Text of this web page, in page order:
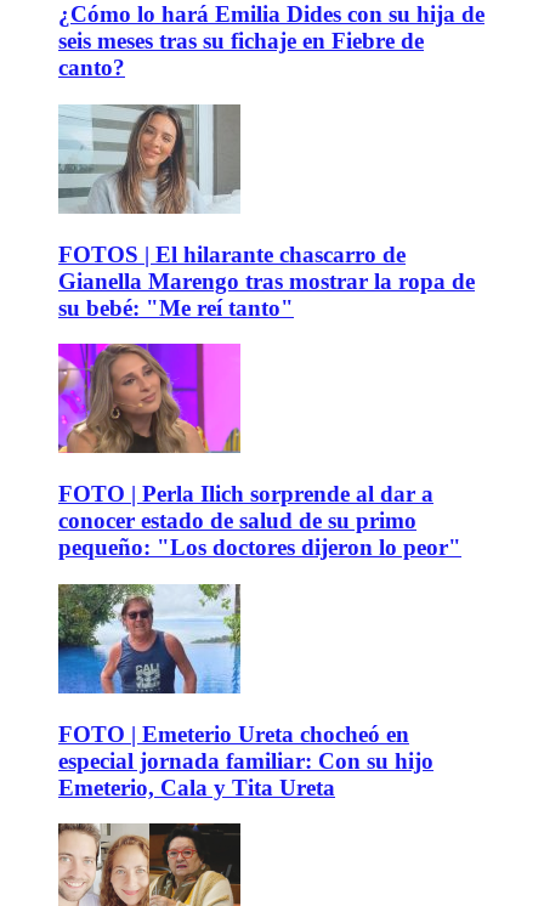
¿Cómo lo hará Emilia Dides con su hija de
seis meses tras su fichaje en Fiebre de
canto?
FOTOS | El hilarante chascarro de
Gianella Marengo tras mostrar la ropa de
su bebé: "Me reí tanto"
FOTO | Perla Ilich sorprende al dar a
conocer estado de salud de su primo
pequeño: "Los doctores dijeron lo peor"
FOTO | Emeterio Ureta chocheó en
especial jornada familiar: Con su hijo
Emeterio, Cala y Tita Ureta